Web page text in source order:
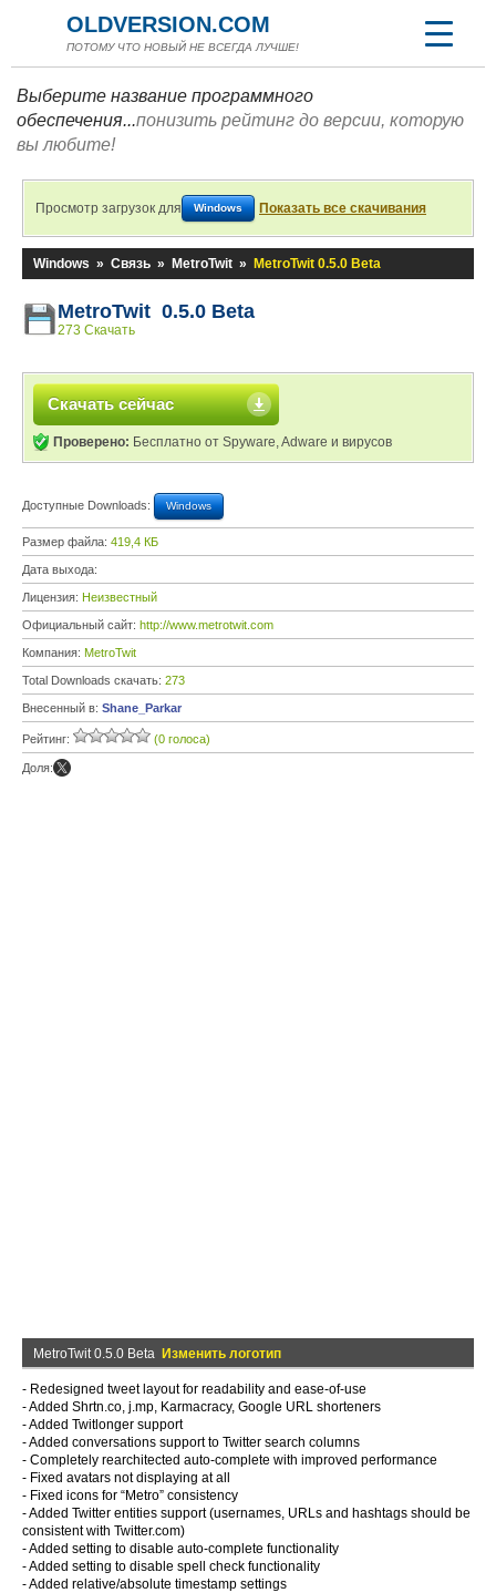
OLDVERSION.COM
ПОТОМУ ЧТО НОВЫЙ НЕ ВСЕГДА ЛУЧШЕ!
Выберите название программного
обеспечения...понизить рейтинг до версии, которую
вы любите!
Просмотр загрузок для Windows Показать все скачивания
Windows » Связь » MetroTwit » MetroTwit 0.5.0 Beta
MetroTwit 0.5.0 Beta
273 Скачать
Скачать сейчас
Проверено: Бесплатно от Spyware, Adware и вирусов
Доступные Downloads: Windows
Размер файла: 419,4 КБ
Дата выхода:
Лицензия: Неизвестный
Официальный сайт: http://www.metrotwit.com
Компания: MetroTwit
Total Downloads скачать: 273
Внесенный в: Shane_Parkar
Рейтинг: (0 голоса)
Доля:
MetroTwit 0.5.0 Beta Изменить логотип
- Redesigned tweet layout for readability and ease-of-use
- Added Shrtn.co, j.mp, Karmacracy, Google URL shorteners
- Added Twitlonger support
- Added conversations support to Twitter search columns
- Completely rearchitected auto-complete with improved performance
- Fixed avatars not displaying at all
- Fixed icons for “Metro” consistency
- Added Twitter entities support (usernames, URLs and hashtags should be
consistent with Twitter.com)
- Added setting to disable auto-complete functionality
- Added setting to disable spell check functionality
- Added relative/absolute timestamp settings